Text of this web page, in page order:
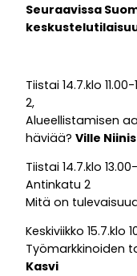
Seuraavissa
Tiistai 14.7.klo
2,
Alueellistamisen
häviää? Ville
Tiistai 14.7.klo
Antinkatu 2
Mitä on
Keskiviikko 15.7.klo
Työmarkkinoiden
Kasvi